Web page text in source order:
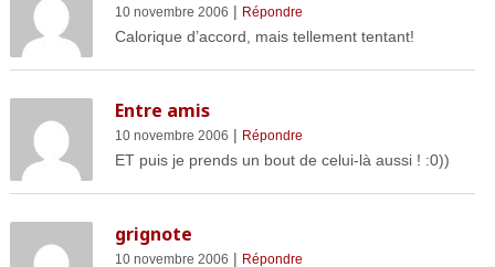
10 novembre 2006 | Répondre
Calorique d’accord, mais tellement tentant!
Entre amis
10 novembre 2006 | Répondre
ET puis je prends un bout de celui-là aussi ! :0))
grignote
10 novembre 2006 | Répondre